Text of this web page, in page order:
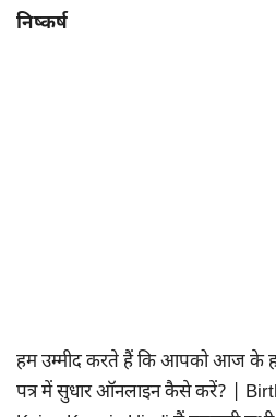
निष्कर्ष
हम उम्मीद करते हैं कि आपको आज के
पत्र में सुधार ऑनलाइन कैसे करें? |